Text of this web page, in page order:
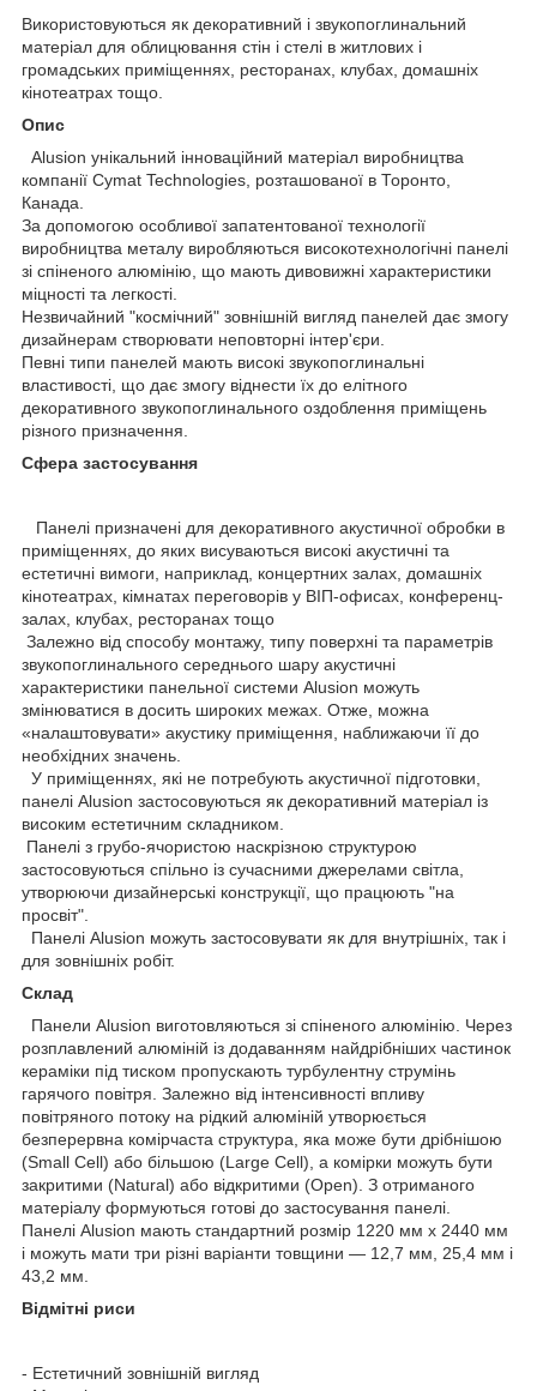
Використовуються як декоративний і звукопоглинальний
матеріал для облицювання стін і стелі в житлових і
громадських приміщеннях, ресторанах, клубах, домашніх
кінотеатрах тощо.
Опис
Alusion унікальний інноваційний матеріал виробництва
компанії Cymat Technologies, розташованої в Торонто,
Канада.
За допомогою особливої запатентованої технології
виробництва металу виробляються високотехнологічні панелі
зі спіненого алюмінію, що мають дивовижні характеристики
міцності та легкості.
Незвичайний "космічний" зовнішній вигляд панелей дає змогу
дизайнерам створювати неповторні інтер'єри.
Певні типи панелей мають високі звукопоглинальні
властивості, що дає змогу віднести їх до елітного
декоративного звукопоглинального оздоблення приміщень
різного призначення.
Сфера застосування
Панелі призначені для декоративного акустичної обробки в
приміщеннях, до яких висуваються високі акустичні та
естетичні вимоги, наприклад, концертних залах, домашніх
кінотеатрах, кімнатах переговорів у ВІП-офисах, конференц-
залах, клубах, ресторанах тощо
Залежно від способу монтажу, типу поверхні та параметрів
звукопоглинального середнього шару акустичні
характеристики панельної системи Alusion можуть
змінюватися в досить широких межах. Отже, можна
«налаштовувати» акустику приміщення, наближаючи її до
необхідних значень.
У приміщеннях, які не потребують акустичної підготовки,
панелі Alusion застосовуються як декоративний матеріал із
високим естетичним складником.
Панелі з грубо-ячористою наскрізною структурою
застосовуються спільно із сучасними джерелами світла,
утворюючи дизайнерські конструкції, що працюють "на
просвіт".
Панелі Alusion можуть застосовувати як для внутрішніх, так і
для зовнішніх робіт.
Склад
Панели Alusion виготовляються зі спіненого алюмінію. Через
розплавлений алюміній із додаванням найдрібніших частинок
кераміки під тиском пропускають турбулентну струмінь
гарячого повітря. Залежно від інтенсивності впливу
повітряного потоку на рідкий алюміній утворюється
безперервна комірчаста структура, яка може бути дрібнішою
(Small Cell) або більшою (Large Cell), а комірки можуть бути
закритими (Natural) або відкритими (Open). З отриманого
матеріалу формуються готові до застосування панелі.
Панелі Alusion мають стандартний розмір 1220 мм х 2440 мм
і можуть мати три різні варіанти товщини — 12,7 мм, 25,4 мм і
43,2 мм.
Відмітні риси
- Естетичний зовнішній вигляд